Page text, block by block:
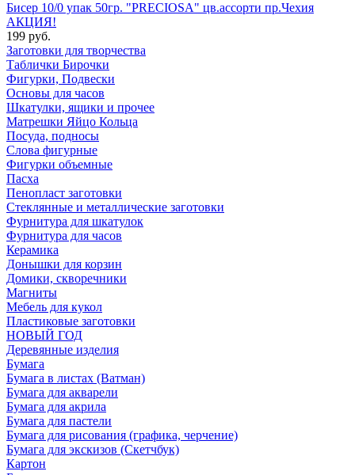
Бисер 10/0 упак 50гр. "PRECIOSA" цв.ассорти пр.Чехия
АКЦИЯ!
199 руб.
Заготовки для творчества
Таблички Бирочки
Фигурки, Подвески
Основы для часов
Шкатулки, ящики и прочее
Матрешки Яйцо Кольца
Посуда, подносы
Слова фигурные
Фигурки объемные
Пасха
Пенопласт заготовки
Стеклянные и металлические заготовки
Фурнитура для шкатулок
Фурнитура для часов
Керамика
Донышки для корзин
Домики, скворечники
Магниты
Мебель для кукол
Пластиковые заготовки
НОВЫЙ ГОД
Деревянные изделия
Бумага
Бумага в листах (Ватман)
Бумага для акварели
Бумага для акрила
Бумага для пастели
Бумага для рисования (графика, черчение)
Бумага для экскизов (Скетчбук)
Картон